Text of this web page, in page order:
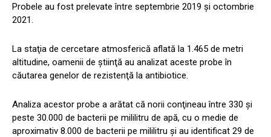
Probele au fost prelevate între septembrie 2019 şi octombrie
2021.
La staţia de cercetare atmosferică aflată la 1.465 de metri
altitudine, oamenii de ştiinţă au analizat aceste probe în
căutarea genelor de rezistenţă la antibiotice.
Analiza acestor probe a arătat că norii conţineau între 330 şi
peste 30.000 de bacterii pe mililitru de apă, cu o medie de
aproximativ 8.000 de bacterii pe mililitru şi au identificat 29 de